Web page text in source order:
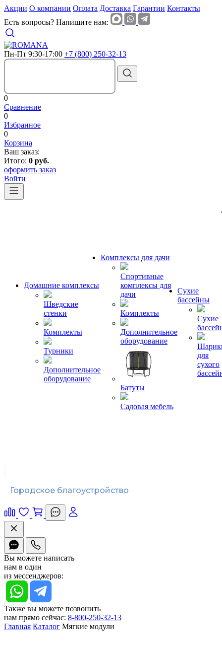
Акции О компании Оплата Доставка Гарантии Контакты
Есть вопросы? Напишите нам:
Пн-Пт 9:30-17:00 +7 (800) 250-32-13
0
Сравнение
0
Избранное
0
Корзина
Ваш заказ:
Итого: 0 руб.
оформить заказ
Войти
Домашние комплексы
Шведские
стенки
Комплекты
Турники
Дополнительное
оборудование
Комплексы для дачи
Спортивные
комплексы для
дачи
Комплекты
Дополнительное
оборудование
Батуты
Садовая мебель
Сухие
бассейны
Сухие
для
сухого
Городское благоустройство
Вы можете написать
нам в один
из мессенджеров:
Также вы можете позвонить
нам прямо сейчас: 8-800-250-32-13
Главная Каталог Мягкие модули